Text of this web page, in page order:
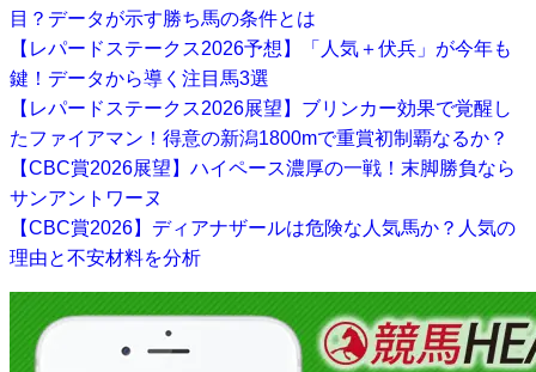
目？データが示す勝ち馬の条件とは
【レパードステークス2026予想】「人気＋伏兵」が今年も
鍵！データから導く注目馬3選
【レパードステークス2026展望】ブリンカー効果で覚醒し
たファイアマン！得意の新潟1800mで重賞初制覇なるか？
【CBC賞2026展望】ハイペース濃厚の一戦！末脚勝負なら
サンアントワーヌ
【CBC賞2026】ディアナザールは危険な人気馬か？人気の
理由と不安材料を分析